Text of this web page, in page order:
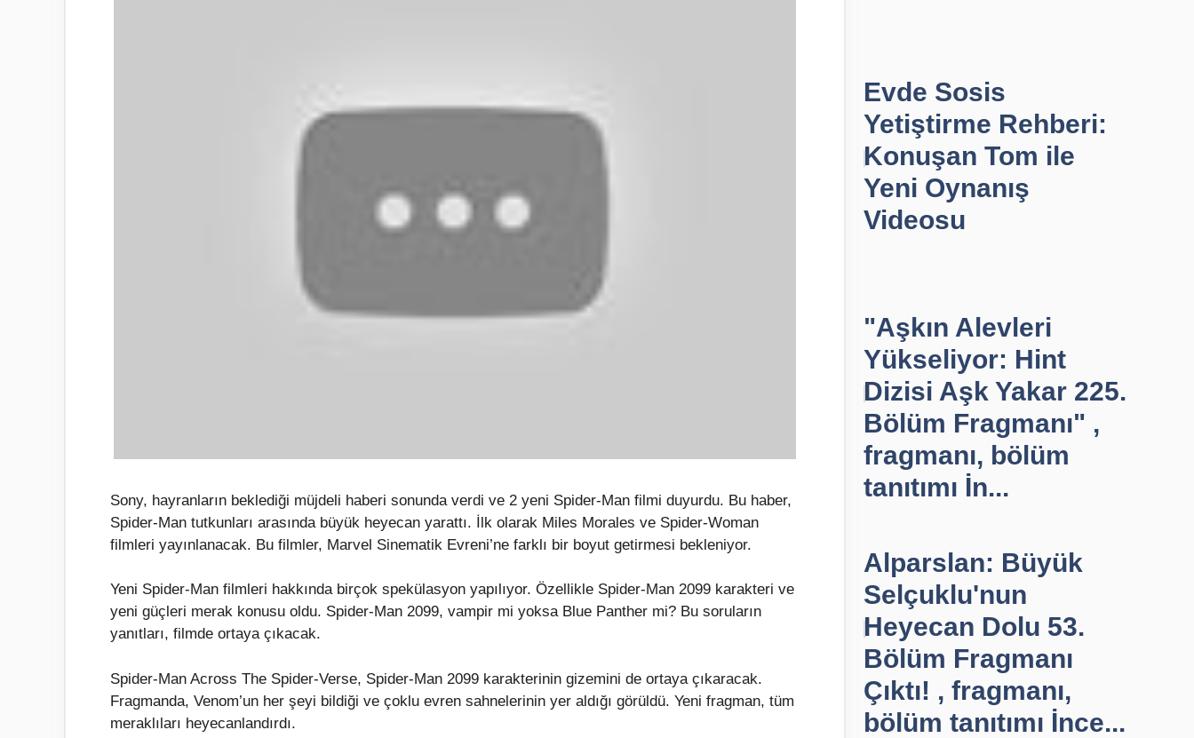
Sony, hayranların beklediği müjdeli haberi sonunda verdi ve 2 yeni Spider-Man filmi duyurdu. Bu haber,
Spider-Man tutkunları arasında büyük heyecan yarattı. İlk olarak Miles Morales ve Spider-Woman
filmleri yayınlanacak. Bu filmler, Marvel Sinematik Evreni’ne farklı bir boyut getirmesi bekleniyor.
Yeni Spider-Man filmleri hakkında birçok spekülasyon yapılıyor. Özellikle Spider-Man 2099 karakteri ve
yeni güçleri merak konusu oldu. Spider-Man 2099, vampir mi yoksa Blue Panther mi? Bu soruların
yanıtları, filmde ortaya çıkacak.
Spider-Man Across The Spider-Verse, Spider-Man 2099 karakterinin gizemini de ortaya çıkaracak.
Fragmanda, Venom’un her şeyi bildiği ve çoklu evren sahnelerinin yer aldığı görüldü. Yeni fragman, tüm
meraklıları heyecanlandırdı.
Evde Sosis
Yetiştirme Rehberi:
Konuşan Tom ile
Yeni Oynanış
Videosu
"Aşkın Alevleri
Yükseliyor: Hint
Dizisi Aşk Yakar 225.
Bölüm Fragmanı" ,
fragmanı, bölüm
tanıtımı İn...
Alparslan: Büyük
Selçuklu'nun
Heyecan Dolu 53.
Bölüm Fragmanı
Çıktı! , fragmanı,
bölüm tanıtımı İnce...